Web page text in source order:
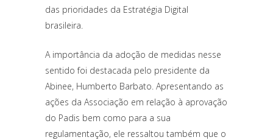
das prioridades da Estratégia Digital
brasileira.
A importância da adoção de medidas nesse
sentido foi destacada pelo presidente da
Abinee, Humberto Barbato. Apresentando as
ações da Associação em relação à aprovação
do Padis bem como para a sua
regulamentação, ele ressaltou também que o